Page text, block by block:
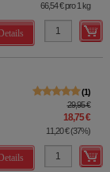
66,54 €pro 1 kg
1
29,95 €
18,75 €
11,20 €(37%)
Details